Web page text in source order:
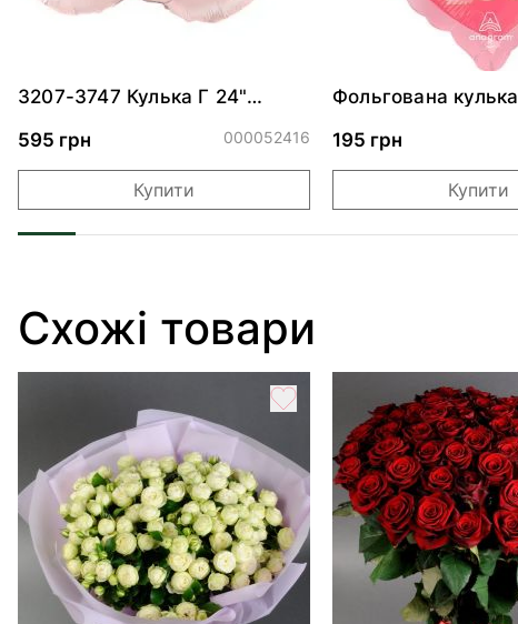
3207-3747 Кулька Г 24"
595 грн
000052416
Купити
Фольгована кулька
обіймами"
195 грн
Купити
Схожі товари